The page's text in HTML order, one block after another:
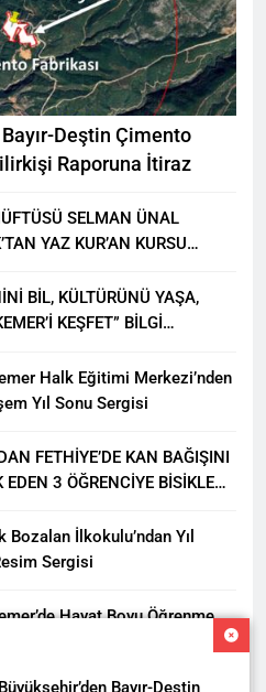
Bayır-Deştin
Deştin Çimento
Raporuna İtiraz
SELMAN ÜNAL
YAZ KUR’AN KURSU
BİL, KÜLTÜRÜNÜ YAŞA,
KEŞFET” BİLGİ
Halk Eğitimi Merkezi’nden
Yıl Sonu Sergisi
FETHİYE’DE KAN BAĞIŞINI
EDEN 3 ÖĞRENCİYE BİSİKLET
Bozalan İlkokulu’ndan Yıl
Sergisi
Hayat Boyu Öğrenme
Kadıköy Sergisiyle Başladı